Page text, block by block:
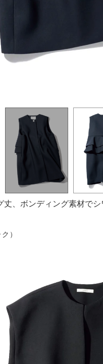
、ボンディング素材で
）